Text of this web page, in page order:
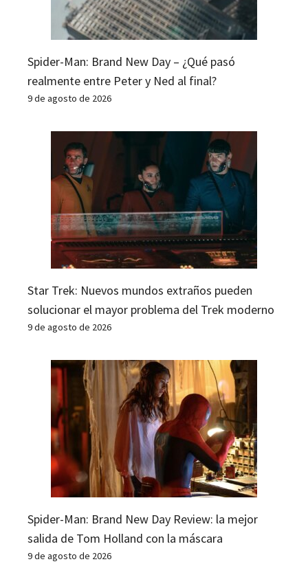
Spider-Man: Brand New Day – ¿Qué pasó
realmente entre Peter y Ned al final?
9 de agosto de 2026
Star Trek: Nuevos mundos extraños pueden
solucionar el mayor problema del Trek moderno
9 de agosto de 2026
Spider-Man: Brand New Day Review: la mejor
salida de Tom Holland con la máscara
9 de agosto de 2026